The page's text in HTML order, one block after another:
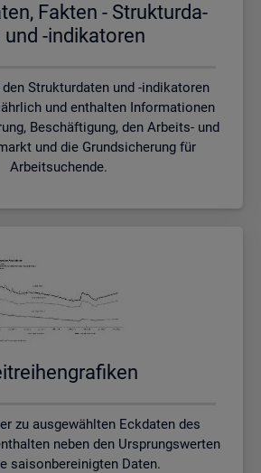
Fak­ten - Struk­tur­da­
und -in­di­ka­to­ren
den Strukturdaten und -indikatoren
und enthalten Informationen
Beschäftigung, den Arbeits- und
und die Grundsicherung für
Arbeitsuchende.
zu ausgewählten Eckdaten des
neben den Ursprungswerten
saisonbereinigten Daten.